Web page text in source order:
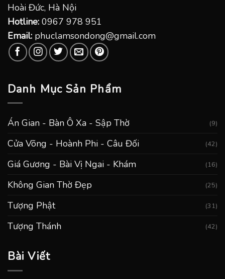
Hoài Đức, Hà Nội
Hotline: 0967 978 951
Email: phuclamsondong@gmail.com
Danh Mục Sản Phẩm
Án Gian - Bàn Ô Xa - Sập Thờ (9)
Cửa Võng - Hoành Phi - Câu Đối (42)
Giá Gương - Bài Vị Ngai - Khám (16)
Không Gian Thờ Đẹp (25)
Tượng Phật (31)
Tượng Thánh (42)
Bài Viết